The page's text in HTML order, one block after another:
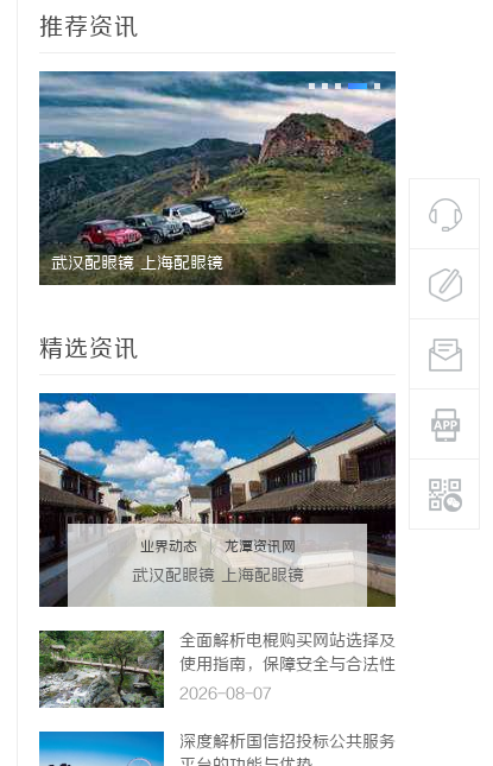
推荐资讯
武汉配眼镜 上海配眼镜 武汉配眼
精选资讯
业界动态 | 龙潭资讯网
武汉配眼镜 上海配眼镜
全面解析电棍购买网站选择及
使用指南，保障安全与合法性
2026-08-07
深度解析国信招投标公共服务